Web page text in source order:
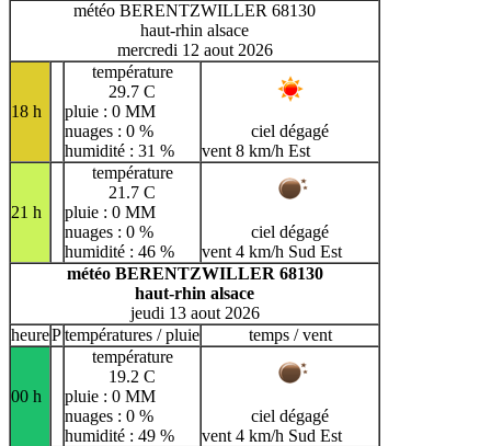
météo BERENTZWILLER 68130
haut-rhin alsace
mercredi 12 aout 2026
18 h
température
29.7 C
pluie : 0 MM
nuages : 0 %
humidité : 31 %
ciel dégagé
vent 8 km/h Est
21 h
température
21.7 C
pluie : 0 MM
nuages : 0 %
humidité : 46 %
ciel dégagé
vent 4 km/h Sud Est
météo BERENTZWILLER 68130
haut-rhin alsace
jeudi 13 aout 2026
heurePtempératures / pluie temps / vent
00 h
température
19.2 C
pluie : 0 MM
nuages : 0 %
humidité : 49 %
ciel dégagé
vent 4 km/h Sud Est